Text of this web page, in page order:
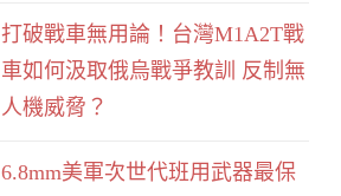
打破戰車無用論！台灣M1A2T戰
車如何汲取俄烏戰爭教訓 反制無
人機威脅？
6.8mm美軍次世代班用武器最保